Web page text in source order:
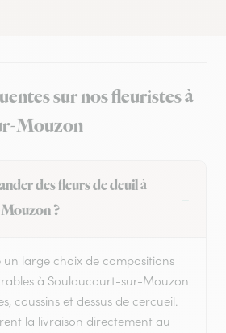
sur nos fleuristes à
Mouzon
des fleurs de deuil à
?
large choix de compositions
à Soulaucourt-sur-Mouzon
coussins et dessus de cercueil.
la livraison directement au